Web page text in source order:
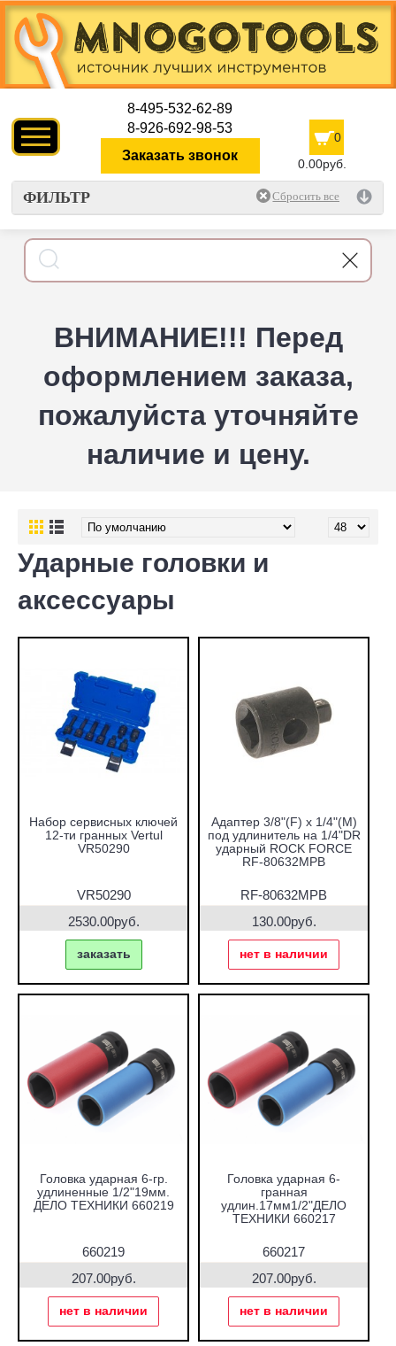
8-495-532-62-89
8-926-692-98-53
Заказать звонок
0
0.00руб.
ФИЛЬТР
ВНИМАНИЕ!!! Перед
оформлением заказа,
пожалуйста уточняйте
наличие и цену.
Ударные головки и
аксессуары
Набор сервисных ключей
12-ти гранных Vertul
VR50290
VR50290
2530.00руб.
заказать
Адаптер 3/8"(F) x 1/4"(M)
под удлинитель на 1/4"DR
ударный ROCK FORCE
RF-80632MPB
RF-80632MPB
130.00руб.
нет в наличии
Головка ударная 6-гр.
удлиненные 1/2"19мм.
ДЕЛО ТЕХНИКИ 660219
660219
207.00руб.
нет в наличии
Головка ударная 6-
гранная
удлин.17мм1/2"ДЕЛО
ТЕХНИКИ 660217
660217
207.00руб.
нет в наличии